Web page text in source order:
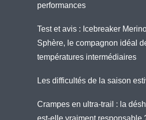
performances
Test et avis : Icebreaker
Sphère, le compagnon idéal
températures intermédiaires
Les difficultés de la saison
Crampes en ultra-trail : la